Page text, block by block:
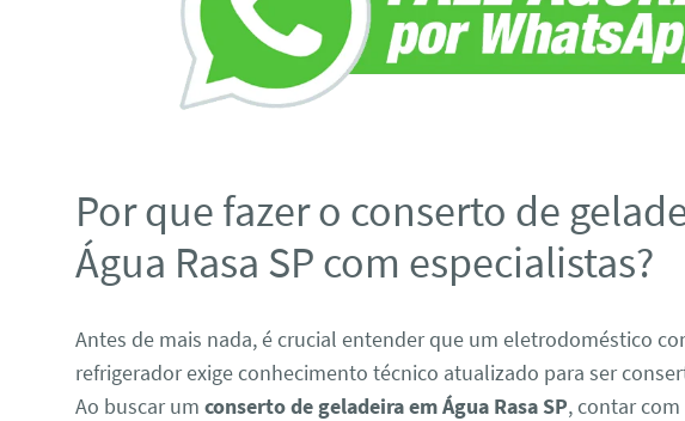
Por que fazer o conserto de
Água Rasa SP com especialistas?
Antes de mais nada, é crucial entender que um eletrodoméstico
refrigerador exige conhecimento técnico atualizado para ser
Ao buscar umconserto de geladeira em Água Rasa SP, contar